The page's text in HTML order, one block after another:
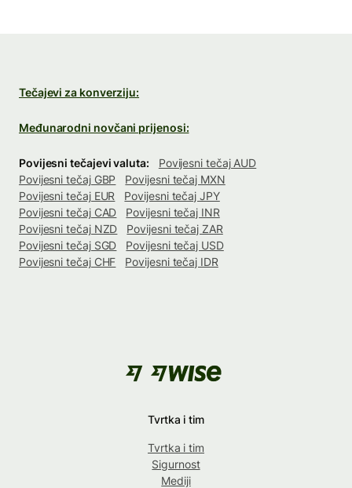
Tečajevi za konverziju:
Međunarodni novčani prijenosi:
Povijesni tečajevi valuta:
Povijesni tečaj AUD
Povijesni tečaj GBP
Povijesni tečaj MXN
Povijesni tečaj EUR
Povijesni tečaj JPY
Povijesni tečaj CAD
Povijesni tečaj INR
Povijesni tečaj NZD
Povijesni tečaj ZAR
Povijesni tečaj SGD
Povijesni tečaj USD
Povijesni tečaj CHF
Povijesni tečaj IDR
Tvrtka i tim
Tvrtka i tim
Sigurnost
Mediji